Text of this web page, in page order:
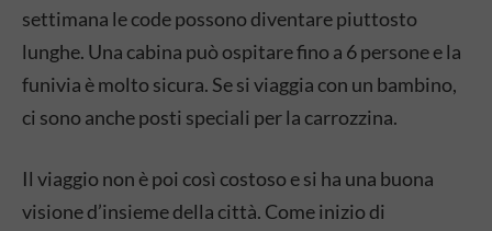
settimana le code possono diventare piuttosto
lunghe. Una cabina può ospitare fino a 6 persone e la
funivia è molto sicura. Se si viaggia con un bambino,
ci sono anche posti speciali per la carrozzina.
Il viaggio non è poi così costoso e si ha una buona
visione d’insieme della città. Come inizio di